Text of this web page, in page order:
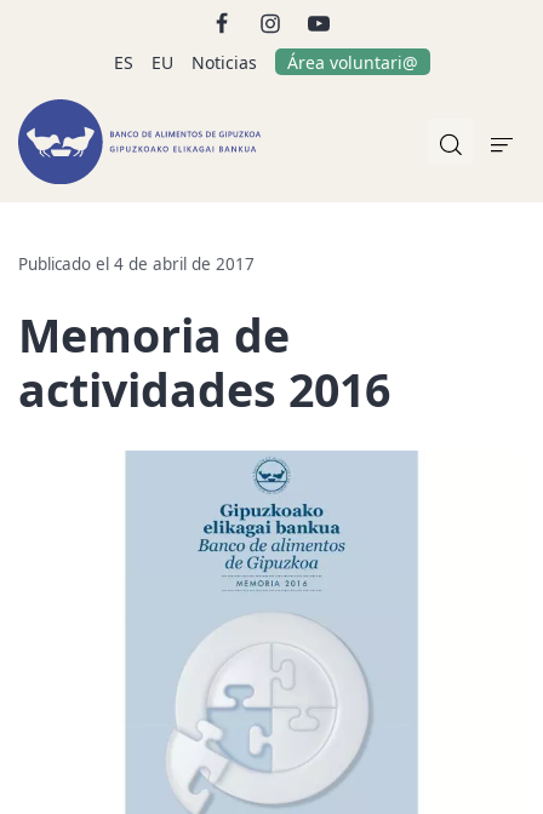
ES EU Noticias Área voluntari@
Publicado el 4 de abril de 2017
Memoria de
actividades 2016